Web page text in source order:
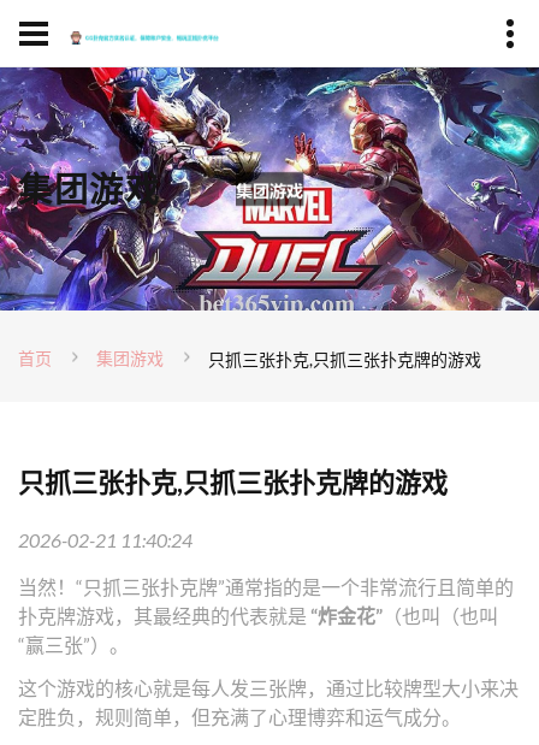
集团游戏
首页 集团游戏 只抓三张扑克,只抓三张扑克牌的游戏
只抓三张扑克,只抓三张扑克牌的游戏
2026-02-21 11:40:24
当然！“只抓三张扑克牌”通常指的是一个非常流行且简单的
扑克牌游戏，其最经典的代表就是 “炸金花” （也叫（也叫
“赢三张”）。
这个游戏的核心就是每人发三张牌，通过比较牌型大小来决
定胜负，规则简单，但充满了心理博弈和运气成分。